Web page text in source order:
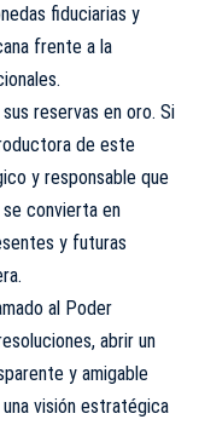
fiduciarias y
frente a la
reservas en oro. Si
de este
y responsable que
convierta en
y futuras
al Poder
abrir un
y amigable
visión estratégica